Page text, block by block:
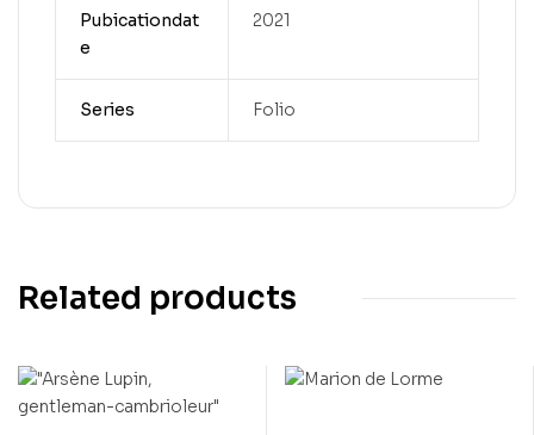
Pubicationdat
e
2021
Series Folio
Related products